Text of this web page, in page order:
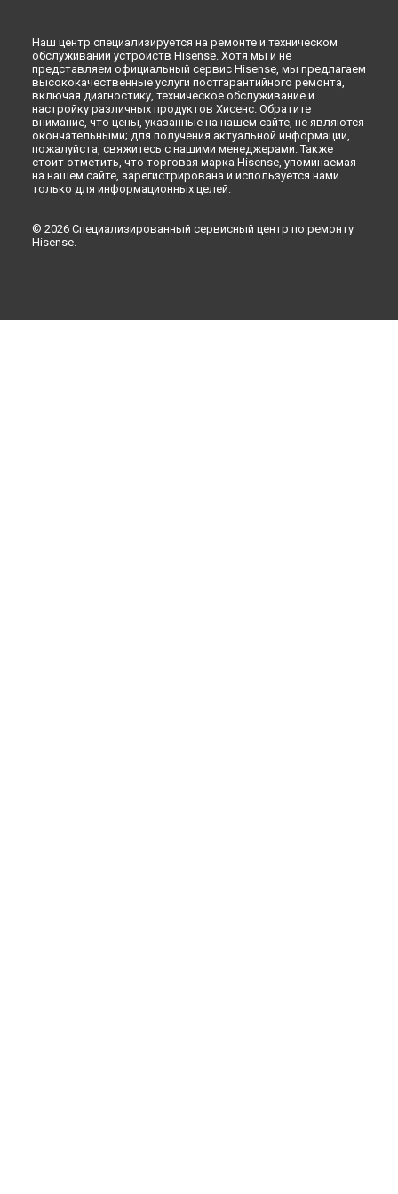
Наш центр специализируется на ремонте и техническом
обслуживании устройств Hisense. Хотя мы и не
представляем официальный сервис Hisense, мы предлагаем
высококачественные услуги постгарантийного ремонта,
включая диагностику, техническое обслуживание и
настройку различных продуктов Хисенс. Обратите
внимание, что цены, указанные на нашем сайте, не являются
окончательными; для получения актуальной информации,
пожалуйста, свяжитесь с нашими менеджерами. Также
стоит отметить, что торговая марка Hisense, упоминаемая
на нашем сайте, зарегистрирована и используется нами
только для информационных целей.
© 2026 Специализированный сервисный центр по ремонту
Hisense.